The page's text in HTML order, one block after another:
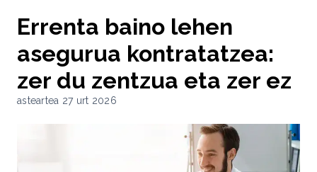
Errenta baino lehen
asegurua kontratatzea:
zer du zentzua eta zer ez
asteartea 27 urt 2026